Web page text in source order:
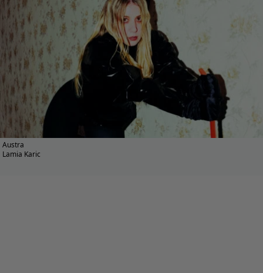
Austra
Lamia Karic